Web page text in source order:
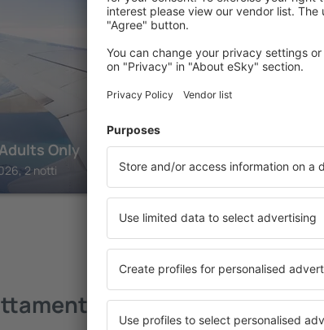
Only
2 notti
BAVARIAN ALPS
HomeHotel
Berchtesgaden, 14
Controlla altre
in Bavarian Alps